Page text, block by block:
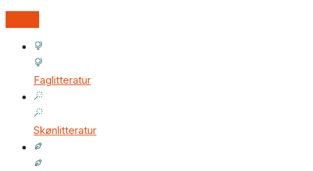
Faglitteratur
Skønlitteratur